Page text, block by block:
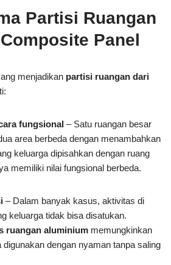
Partisi Ruangan
Panel
menjadikan partisi ruangan dari
fungsional – Satu ruangan besar
area berbeda dengan menambahkan
keluarga dipisahkan dengan ruang
memiliki nilai fungsional berbeda.
– Dalam banyak kasus, aktivitas di
keluarga tidak bisa disatukan.
ruangan aluminium memungkinkan
dengan nyaman tanpa saling